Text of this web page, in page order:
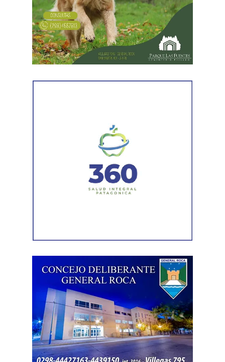
figuraba inscripto en actividades vinculadas con
servicios gastronómicos, asesoramiento y gestión
empresarial.También registró vehículos a su nombre.
Luego llegaron los datos de la Municipalidad de
Cipolletti. Los registros indicaron la existencia de una
habilitación comercial vigente para un establecimiento
La Agencia de Recaudación y Control Aduanero sumó
más piezas. Según la sentencia,
el progenitor aparecía
registrado como socio, gerente o administrador en
distintas firmas. A esa información se agregó un
ni qué parte correspondía al progenitor.
La jueza también examinó una certificación contable que
él mismo presentó. Ese documento informó un promedio
de ingresos durante un período determinado y consignó
una relación laboral con una de las empresas. El fallo
aclaró que esos datos no reflejaban necesariamente la
totalidad de los recursos, ya que existían otras
participaciones comerciales acreditadas en la causa.